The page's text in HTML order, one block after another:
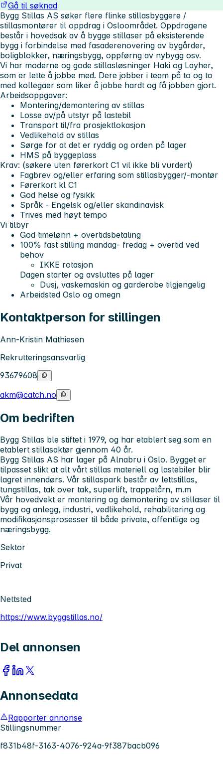
Gå til søknad
Bygg Stillas AS søker flere flinke stillasbyggere /
stillasmontører til oppdrag i Osloområdet. Oppdragene
består i hovedsak av å bygge stillaser på eksisterende
bygg i forbindelse med fasaderenovering av bygårder,
boligblokker, næringsbygg, oppførng av nybygg osv.
Vi har moderne og gode stillasløsninger Haki og Layher,
som er lette å jobbe med. Dere jobber i team på to og to
med kollegaer som liker å jobbe hardt og få jobben gjort.
Arbeidsoppgaver:
Montering/demontering av stillas
Losse av/på utstyr på lastebil
Transport til/fra prosjektlokasjon
Vedlikehold av stillas
Sørge for at det er ryddig og orden på lager
HMS på byggeplass
Krav: (søkere uten førerkort C1 vil ikke bli vurdert)
Fagbrev og/eller erfaring som stillasbygger/-montør
Førerkort kl C1
God helse og fysikk
Språk - Engelsk og/eller skandinavisk
Trives med høyt tempo
Vi tilbyr
God timelønn + overtidsbetaling
100% fast stilling mandag- fredag + overtid ved
behov
IKKE rotasjon
Dagen starter og avsluttes på lager
Dusj, vaskemaskin og garderobe tilgjengelig
Arbeidsted Oslo og omegn
Kontaktperson for stillingen
Ann-Kristin Mathiesen
Rekrutteringsansvarlig
93679608
akm@catch.no
Om bedriften
Bygg Stillas ble stiftet i 1979, og har etablert seg som en
etablert stillasaktør gjennom 40 år.
Bygg Stillas AS har lager på Alnabru i Oslo. Bygget er
tilpasset slikt at alt vårt stillas materiell og lastebiler blir
lagret innendørs. Vår stillaspark består av lettstillas,
tungstillas, tak over tak, superlift, trappetårn, m.m
Vår hovedvekt er montering og demontering av stillaser til
bygg og anlegg, industri, vedlikehold, rehabilitering og
modifikasjonsprosesser til både private, offentlige og
næringsbygg.
Sektor
Privat
Nettsted
https://www.byggstillas.no/
Del annonsen
Annonsedata
Rapporter annonse
Stillingsnummer
f831b48f-3163-4076-924a-9f387bacb096